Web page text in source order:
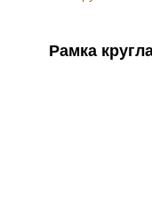
Рамка